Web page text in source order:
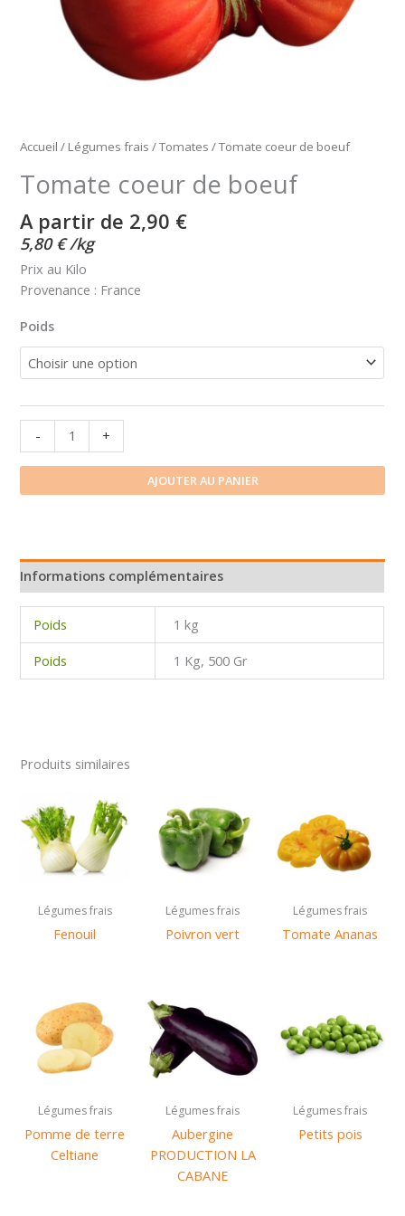
Accueil / Légumes frais /Tomates / Tomate coeur de boeuf
Tomate coeur de boeuf
A partir de 2,90 €
5,80€ /kg
Prix au Kilo
Provenance : France
Poids
-
quantité
de
Tomate
coeur
+
AJOUTER AU PANIER
Informations complémentaires
Poids
1 kg
Poids
1 Kg, 500 Gr
Produits similaires
Légumes frais
Fenouil
Légumes frais
Poivron vert
Légumes frais
Tomate Ananas
Légumes frais
Pomme de terre
Celtiane
Légumes frais
Aubergine
PRODUCTION LA
CABANE
Légumes frais
Petits pois